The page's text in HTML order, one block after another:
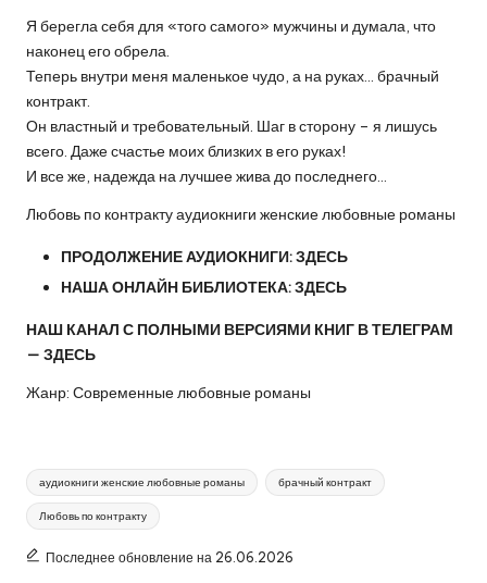
Я берегла себя для «того самого» мужчины и думала, что
наконец его обрела.
Теперь внутри меня маленькое чудо, а на руках… брачный
контракт.
Он властный и требовательный. Шаг в сторону – я лишусь
всего. Даже счастье моих близких в его руках!
И все же, надежда на лучшее жива до последнего…
Любовь по контракту аудиокниги женские любовные романы
ПРОДОЛЖЕНИЕ АУДИОКНИГИ:ЗДЕСЬ
НАША ОНЛАЙН БИБЛИОТЕКА:ЗДЕСЬ
НАШ КАНАЛ С ПОЛНЫМИ ВЕРСИЯМИ КНИГ В ТЕЛЕГРАМ
— ЗДЕСЬ
Жанр: Современные любовные романы
Метки:
аудиокниги женские любовные романы брачный контракт
Любовь по контракту
Последнее обновление на 26.06.2026